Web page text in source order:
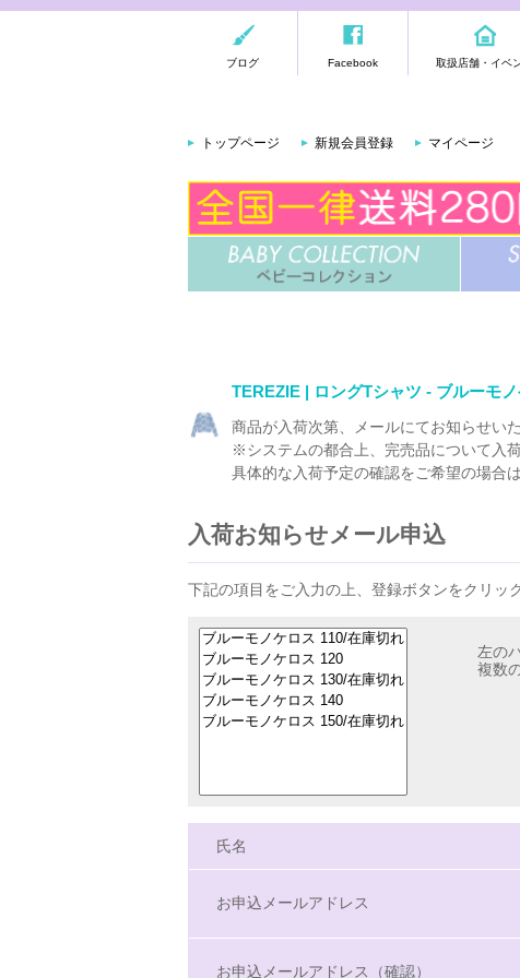
ブログ Facebook 取扱店舗・イベ
トップページ 新規会員登録 マイページ
TEREZIE | ロングTシャツ - ブルーモ
商品が入荷次第、メールにてお知らせいた
※システムの都合上、完売品について入
具体的な入荷予定の確認をご希望の場合
入荷お知らせメール申込
下記の項目をご入力の上、登録ボタンをクリッ
左の
複数
氏名
お申込メールアドレス
お申込メールアドレス（確認）